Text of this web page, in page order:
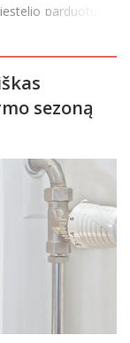
parduotuvės
galimybės
sezoną